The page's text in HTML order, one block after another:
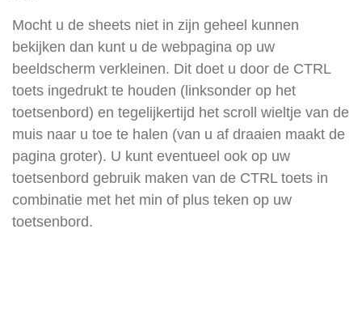
Mocht u de sheets niet in zijn geheel kunnen
bekijken dan kunt u de webpagina op uw
beeldscherm verkleinen. Dit doet u door de CTRL
toets ingedrukt te houden (linksonder op het
toetsenbord) en tegelijkertijd het scroll wieltje van de
muis naar u toe te halen (van u af draaien maakt de
pagina groter). U kunt eventueel ook op uw
toetsenbord gebruik maken van de CTRL toets in
combinatie met het min of plus teken op uw
toetsenbord.